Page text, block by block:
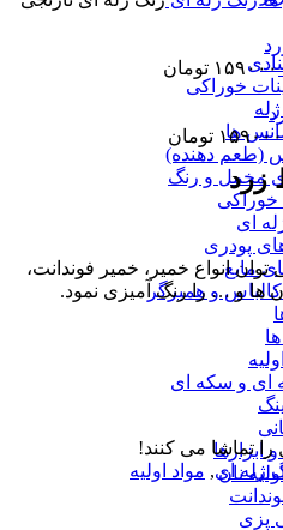
خوراکی
ها
(طعم دهنده)
مخمل و رنگ
خوراکی
ای
پودری
مایع
و همبرگر
ای و سکه ای
ابزارها
نان
پزی
۱۵۹۰۰۰ تومان
۱۵۹۰۰۰ تومان
زرد
انواع خمیر، خمیر فوندانت،
ها و … را رنگ آمیزی نمود.
تماشا می کنند!
ژله ای, مواد اولیه